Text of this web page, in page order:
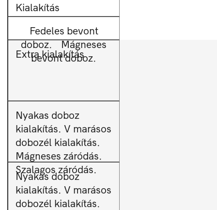
Kialakítás
Fedeles bevont
doboz. Mágneses
bevont doboz.
Extra kialakítás
Nyakas doboz
kialakítás. V marásos
dobozél kialakítás.
Mágneses záródás.
Szalagos záródás.
Nyakas doboz
kialakítás. V marásos
dobozél kialakítás.